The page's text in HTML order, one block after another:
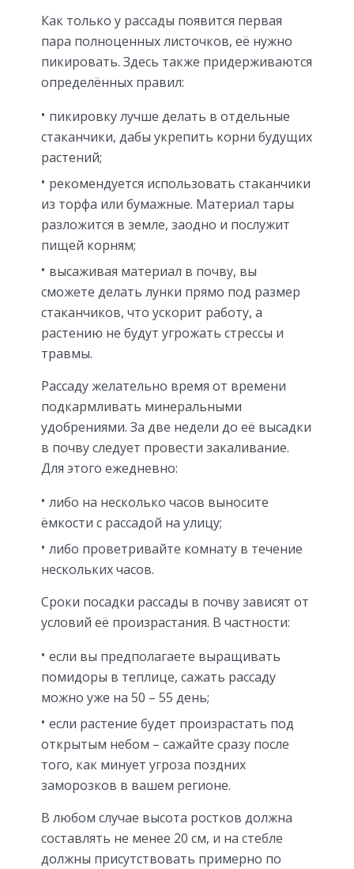
Как только у рассады появится первая
пара полноценных листочков, её нужно
пикировать. Здесь также придерживаются
определённых правил:
пикировку лучше делать в отдельные
стаканчики, дабы укрепить корни будущих
растений;
рекомендуется использовать стаканчики
из торфа или бумажные. Материал тары
разложится в земле, заодно и послужит
пищей корням;
высаживая материал в почву, вы
сможете делать лунки прямо под размер
стаканчиков, что ускорит работу, а
растению не будут угрожать стрессы и
травмы.
Рассаду желательно время от времени
подкармливать минеральными
удобрениями. За две недели до её высадки
в почву следует провести закаливание.
Для этого ежедневно:
либо на несколько часов выносите
ёмкости с рассадой на улицу;
либо проветривайте комнату в течение
нескольких часов.
Сроки посадки рассады в почву зависят от
условий её произрастания. В частности:
если вы предполагаете выращивать
помидоры в теплице, сажать рассаду
можно уже на 50 – 55 день;
если растение будет произрастать под
открытым небом – сажайте сразу после
того, как минует угроза поздних
заморозков в вашем регионе.
В любом случае высота ростков должна
составлять не менее 20 см, и на стебле
должны присутствовать примерно по